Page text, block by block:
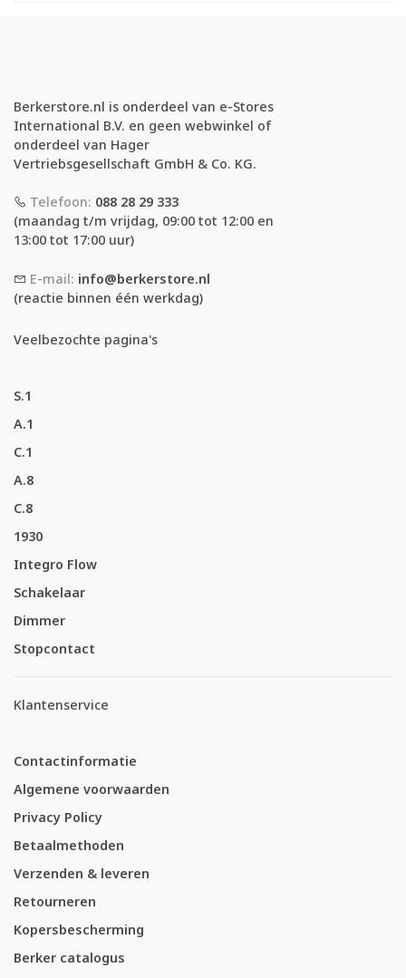
Berkerstore.nl is onderdeel van e-Stores
International B.V. en geen webwinkel of
onderdeel van Hager
Vertriebsgesellschaft GmbH & Co. KG.
Telefoon: 088 28 29 333
(maandag t/m vrijdag, 09:00 tot 12:00 en
13:00 tot 17:00 uur)
E-mail: info@berkerstore.nl
(reactie binnen één werkdag)
Veelbezochte pagina's
S.1
A.1
C.1
A.8
C.8
1930
Integro Flow
Schakelaar
Dimmer
Stopcontact
Klantenservice
Contactinformatie
Algemene voorwaarden
Privacy Policy
Betaalmethoden
Verzenden & leveren
Retourneren
Kopersbescherming
Berker catalogus